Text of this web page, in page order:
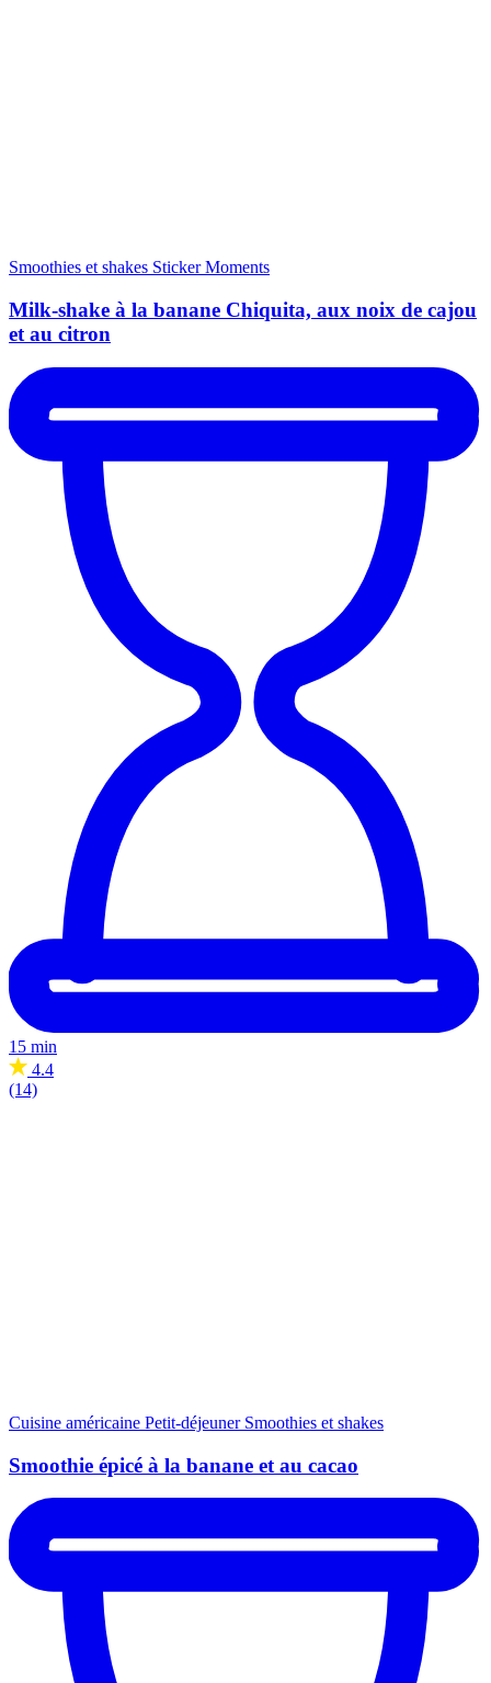
Smoothies et shakes Sticker Moments
Milk-shake à la banane Chiquita, aux noix de cajou
et au citron
15 min
4.4
(14)
Cuisine américaine Petit-déjeuner Smoothies et shakes
Smoothie épicé à la banane et au cacao